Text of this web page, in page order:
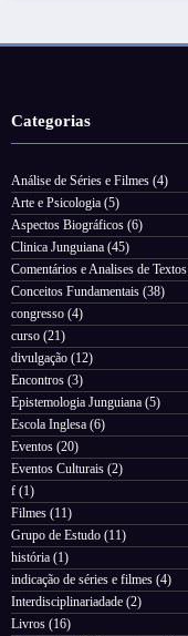
Categorias
Análise de Séries e Filmes (4)
Arte e Psicologia (5)
Aspectos Biográficos (6)
Clinica Junguiana (45)
Comentários e Analises de Textos
Conceitos Fundamentais (38)
congresso (4)
curso (21)
divulgação (12)
Encontros (3)
Epistemologia Junguiana (5)
Escola Inglesa (6)
Eventos (20)
Eventos Culturais (2)
f (1)
Filmes (11)
Grupo de Estudo (11)
história (1)
indicação de séries e filmes (4)
Interdisciplinariadade (2)
Livros (16)